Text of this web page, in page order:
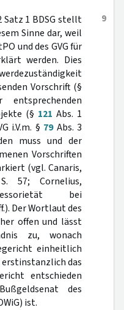
9
Satz 1 BDSG stellt
Sinne dar, weil
und des GVG für
werden. Dies
Vorschrift (§
(§ 121 Abs. 1
i.V.m. § 79Abs. 3
muss und der
Vorschriften
(vgl. Canaris,
57; Cornelius,
bei
Der Wortlaut des
offen und lässt
zu, wonach
einheitlich
das
entschieden
des
ist.